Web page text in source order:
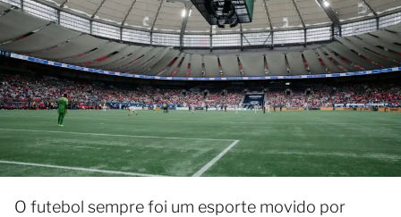
O futebol sempre foi um esporte movido por